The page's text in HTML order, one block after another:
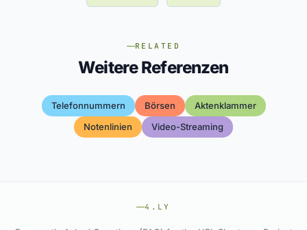
RELATED
Weitere Referenzen
Telefonnummern Börsen
Aktenklammer
Notenlinien
Video-Streaming
4.LY